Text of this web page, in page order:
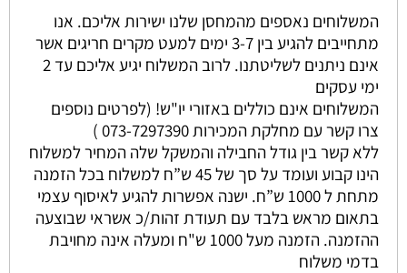
המשלוחים נאספים מהמחסן שלנו ישירות אליכם. אנו
מתחייבים להגיע בין 3-7 ימים למעט מקרים חריגים אשר
אינם ניתנים לשליטתנו. לרוב המשלוח יגיע אליכם עד 2
ימי עסקים
המשלוחים אינם כוללים באזורי יו"ש! (לפרטים נוספים
צרו קשר עם מחלקת המכירות 073-7297390 )
ללא קשר בין גודל החבילה והמשקל שלה המחיר למשלוח
הינו קבוע ועומד על סך של 45 ש”ח למשלוח בכל הזמנה
מתחת ל 1000 ש”ח. ישנה אפשרות להגיע לאיסוף עצמי
בתאום מראש בלבד עם תעודת זהות/כ אשראי שבוצעה
ההזמנה. הזמנה מעל 1000 ש"ח ומעלה אינה מחויבת
בדמי משלוח